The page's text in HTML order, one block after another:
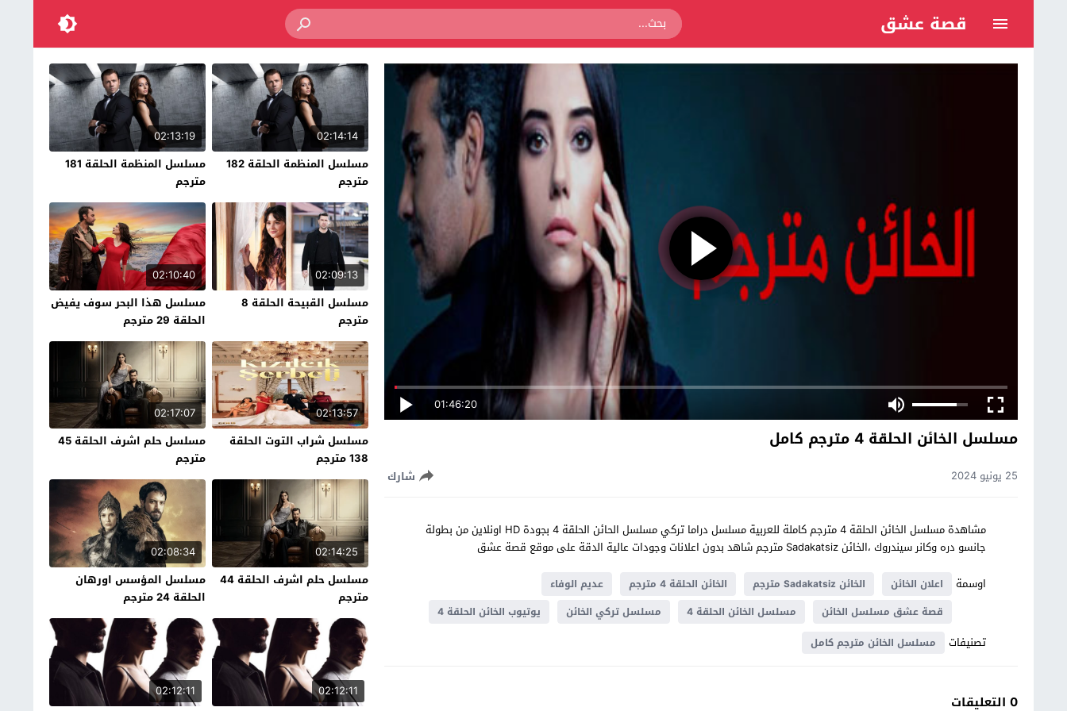
قصة عشق
01:46:20
مسلسل الخائن الحلقة 4 مترجم كامل
25 يونيو 2024 شارك
مشاهدة مسلسل الخائن الحلقة 4 مترجم كاملة للعربية مسلسل دراما تركي مسلسل الحائن الحلقة 4 بجودة HD اونلاين من بطولة
جانسو دره وكانر سيندروك ،الخائن Sadakatsiz مترجم شاهد بدون اعلانات وجودات عالية الدقة على موقع قصة عشق
اوسمة
اعلان الخائن الخائن Sadakatsiz مترجم الخائن الحلقة 4 مترجم
عديم الوفاء
قصة عشق مسلسل الخائن
مسلسل الخائن الحلقة 4 مسلسل تركي الخائن يوتيوب الخائن الحلقة 4
تصنيفات مسلسل الخائن مترجم كامل
0 التعليقات
02:14:14
مسلسل المنظمة الحلقة 182
مترجم
02:13:19
مسلسل المنظمة الحلقة 181
مترجم
02:09:13
مسلسل القبيحة الحلقة 8
مترجم
02:10:40
مسلسل هذا البحر سوف يفيض
الحلقة 29 مترجم
02:13:57
مسلسل شراب التوت الحلقة
138 مترجم
02:17:07
مسلسل حلم اشرف الحلقة 45
مترجم
02:14:25
مسلسل حلم اشرف الحلقة 44
مترجم
02:08:34
مسلسل المؤسس اورهان
الحلقة 24 مترجم
02:12:11
02:12:11